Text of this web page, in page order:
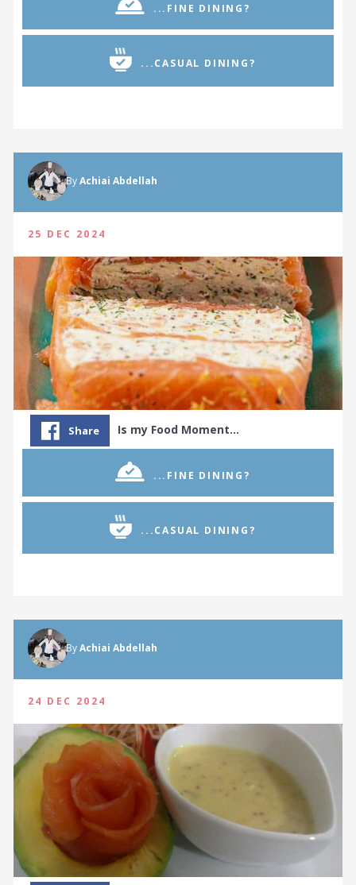
...FINE DINING?
...CASUAL DINING?
ByAchiai Abdellah
25 DEC 2024
Share Is my Food Moment…
...FINE DINING?
...CASUAL DINING?
ByAchiai Abdellah
24 DEC 2024